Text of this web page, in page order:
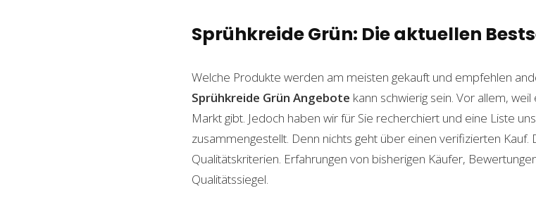
Sprühkreide Grün: Die aktuellen
Welche Produkte werden am meisten gekauft und empfehlen
Sprühkreide Grün Angebote kann schwierig sein. Vor allem,
Markt gibt. Jedoch haben wir für Sie recherchiert und eine Liste
zusammengestellt. Denn nichts geht über einen verifizierten Kauf.
Qualitätskriterien. Erfahrungen von bisherigen Käufer,
Qualitätssiegel.